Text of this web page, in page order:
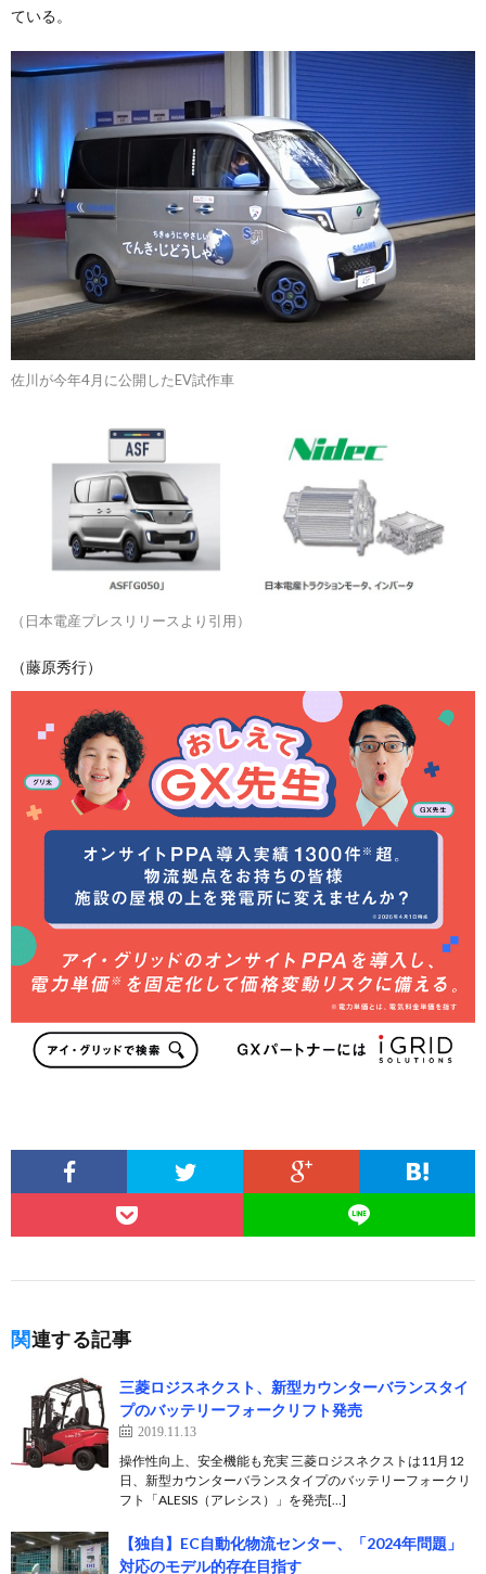
ている。
佐川が今年4月に公開したEV試作車
（日本電産プレスリリースより引用）
（藤原秀行）
関連する記事
三菱ロジスネクスト、新型カウンターバランスタイ
プのバッテリーフォークリフト発売
2019.11.13
操作性向上、安全機能も充実 三菱ロジスネクストは11月12
日、新型カウンターバランスタイプのバッテリーフォークリ
フト「ALESIS（アレシス）」を発売[…]
【独自】EC自動化物流センター、「2024年問題」
対応のモデル的存在目指す